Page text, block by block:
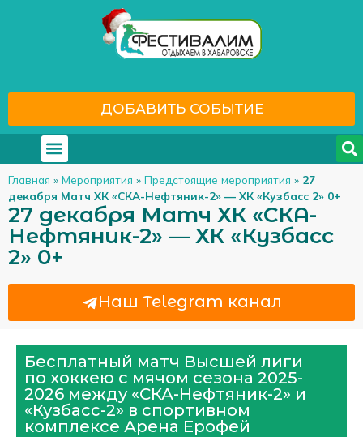
ДОБАВИТЬ СОБЫТИЕ
Главная » Мероприятия » Предстоящие мероприятия » 27
декабря Матч ХК «СКА-Нефтяник-2» — ХК «Кузбасс 2» 0+
27 декабря Матч ХК «СКА-
Нефтяник-2» — ХК «Кузбасс
2» 0+
Наш Telegram канал
Бесплатный матч Высшей лиги
по хоккею с мячом сезона 2025-
2026 между «СКА-Нефтяник-2» и
«Кузбасс-2» в спортивном
комплексе Арена Ерофей